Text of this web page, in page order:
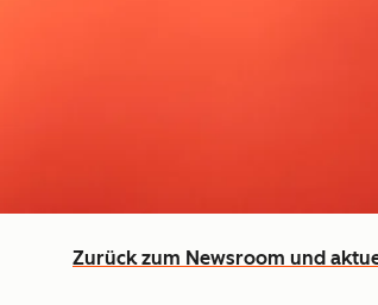
Zurück zum Newsroom und